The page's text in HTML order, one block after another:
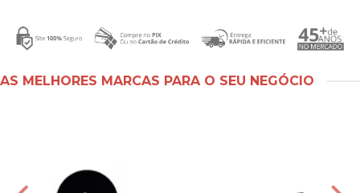
AS MELHORES MARCAS PARA O SEU NEGÓCIO